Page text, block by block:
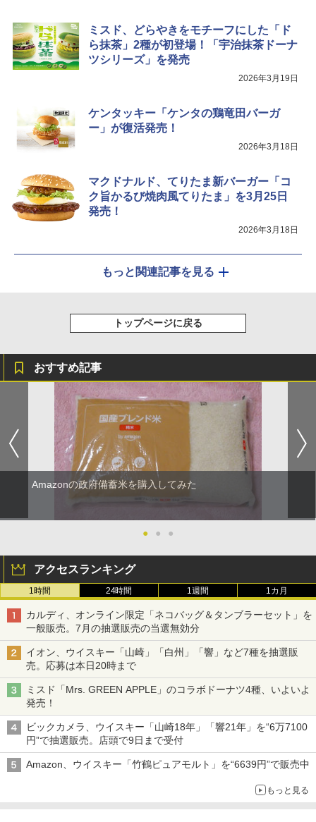
ミスド、どらやきをモチーフにした「ド
ら抹茶」2種が初登場！「宇治抹茶ドーナ
ツシリーズ」を発売
2026年3月19日
ケンタッキー「ケンタの鶏竜田バーガ
ー」が復活発売！
2026年3月18日
マクドナルド、てりたま新バーガー「コ
ク旨かるび焼肉風てりたま」を3月25日
発売！
2026年3月18日
もっと関連記事を見る
トップページに戻る
おすすめ記事
Amazonの政府備蓄米を購入してみた
● ● ●
アクセスランキング
1時間 24時間 1週間 1カ月
カルディ、オンライン限定「ネコバッグ＆タンブラーセット」を
一般販売。7月の抽選販売の当選無効分
イオン、ウイスキー「山崎」「白州」「響」など7種を抽選販
売。応募は本日20時まで
ミスド「Mrs. GREEN APPLE」のコラボドーナツ4種、いよいよ
発売！
ビックカメラ、ウイスキー「山崎18年」「響21年」を“6万7100
円”で抽選販売。店頭で9日まで受付
Amazon、ウイスキー「竹鶴ピュアモルト」を“6639円”で販売中
もっと見る